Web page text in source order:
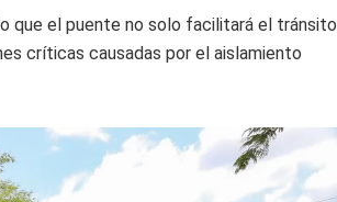
que el puente no solo facilitará el tránsito
críticas causadas por el aislamiento